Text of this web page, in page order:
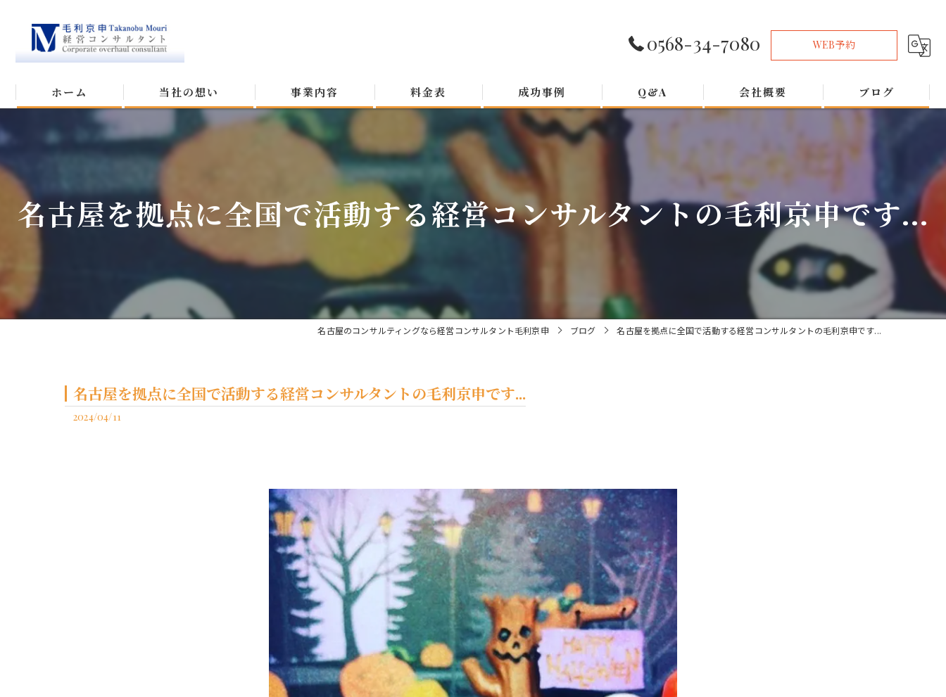
0568-34-7080 WEB予約
ホーム 当社の想い 事業内容 料金表 成功事例 Q&A 会社概要 ブログ
名古屋を拠点に全国で活動する経営コンサルタントの毛利京申です...
名古屋のコンサルティングなら経営コンサルタント毛利京申 ブログ 名古屋を拠点に全国で活動する経営コンサルタントの毛利京申です...
名古屋を拠点に全国で活動する経営コンサルタントの毛利京申です...
2024/04/11